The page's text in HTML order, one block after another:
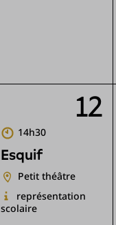
12
14h30
Esquif
Petit théâtre
représentation
scolaire